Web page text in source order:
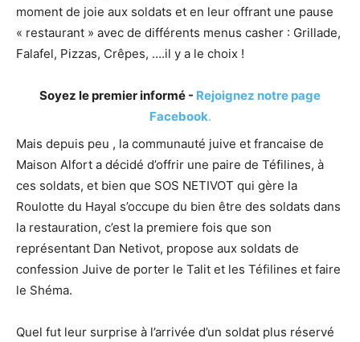
moment de joie aux soldats et en leur offrant une pause
« restaurant » avec de différents menus casher : Grillade,
Falafel, Pizzas, Crêpes, ….il y a le choix !
Soyez le premier informé - Rejoignez notre page
Facebook.
Mais depuis peu , la communauté juive et francaise de
Maison Alfort a décidé d’offrir une paire de Téfilines, à
ces soldats, et bien que SOS NETIVOT qui gère la
Roulotte du Hayal s’occupe du bien être des soldats dans
la restauration, c’est la premiere fois que son
représentant Dan Netivot, propose aux soldats de
confession Juive de porter le Talit et les Téfilines et faire
le Shéma.
Quel fut leur surprise à l’arrivée d’un soldat plus réservé